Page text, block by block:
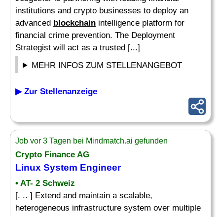
institutions and crypto businesses to deploy an
advanced blockchain intelligence platform for
financial crime prevention. The Deployment
Strategist will act as a trusted [...]
MEHR INFOS ZUM STELLENANGEBOT
▶ Zur Stellenanzeige
Job vor 3 Tagen bei Mindmatch.ai gefunden
Crypto Finance AG
Linux System Engineer
• AT- 2 Schweiz
[. .. ] Extend and maintain a scalable,
heterogeneous infrastructure system over multiple